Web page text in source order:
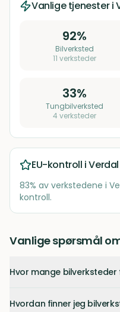
Vanlige tjenester i
92%
Bilverksted
11 verksteder
33%
Tungbilverksted
4 verksteder
EU-kontroll iVerdal
83% av verkstedene i
kontroll.
Vanlige spørsmål
Hvor mange bilverksteder
Hvordan finner jeg